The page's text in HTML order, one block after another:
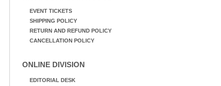
EVENT TICKETS
SHIPPING POLICY
RETURN AND REFUND POLICY
CANCELLATION POLICY
ONLINE DIVISION
EDITORIAL DESK